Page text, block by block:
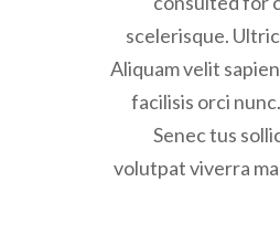
scelerisque.
Aliquam velit
facilisis orci
Senec tus
volutpat viverra